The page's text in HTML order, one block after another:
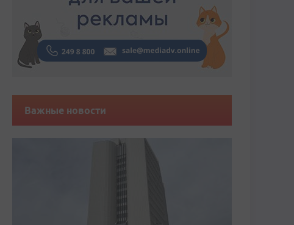
Важные новости